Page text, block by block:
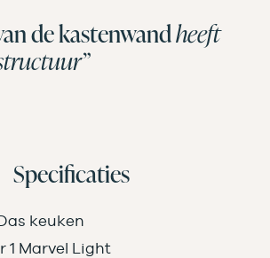
de kastenwandheeft
Specificaties
keuken
1 Marvel Light